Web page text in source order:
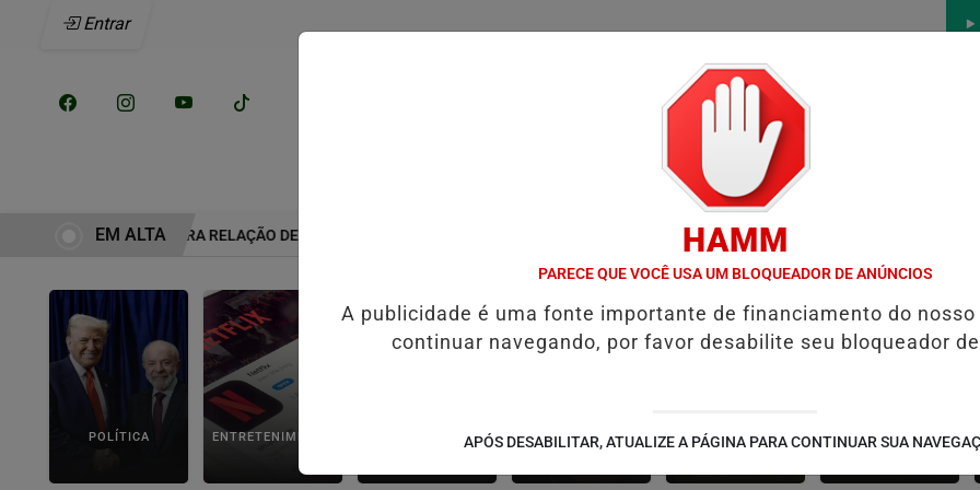
Entrar
CONTATO / PUBLICIDADES LEGAIS
ERA A VERDADEIRA RELAÇÃO DE ELIZE E MARCOS MATSUNAGA ANTES DO CRIME PREFEITURA DE FORMOSA INICIA
EM ALTA
POLÍTICA ENTRETENIMENTO
CONTEÚDO
PATROCINADO
ESPORTES
CÂMARA DOS
HAMM
PARECE QUE VOCÊ USA UM BLOQUEADOR DE ANÚNCIOS
A publicidade é uma fonte importante de financiamento do nosso
continuar navegando, por favor desabilite seu bloqueador
APÓS DESABILITAR, ATUALIZE A PÁGINA PARA CONTINUAR SUA